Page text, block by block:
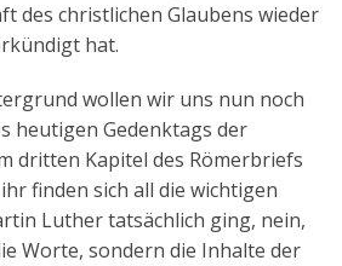
des christlichen Glaubens wieder
hat.
wollen wir uns nun noch
heutigen Gedenktags der
dritten Kapitel des Römerbriefs
finden sich all die wichtigen
Luther tatsächlich ging, nein,
Worte, sondern die Inhalte der